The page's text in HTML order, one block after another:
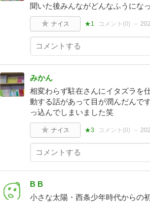
聞いた後みんながどんなふうにな
ナイス ★1 コメント(0)
みかん
相変わらず駐在さんにイタズラを
動する話があって目が潤んだんで
っ込んでしまいました笑
ナイス ★3 コメント(0)
B B
小さな太陽・西条少年時代からの